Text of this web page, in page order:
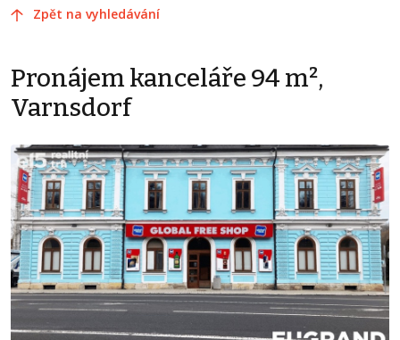
Zpět na vyhledávání
Pronájem kanceláře 94 m²,
Varnsdorf